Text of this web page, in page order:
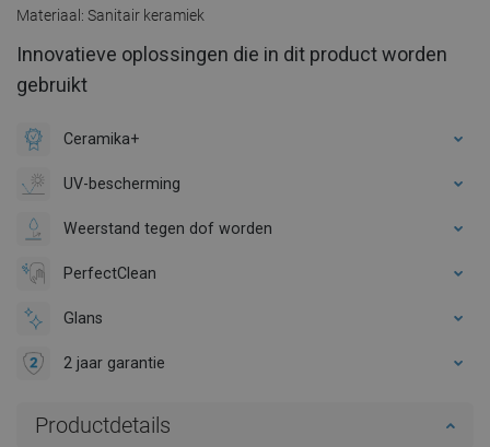
Materiaal: Sanitair keramiek
Innovatieve oplossingen die in dit product worden
gebruikt
Ceramika+
UV-bescherming
Weerstand tegen dof worden
PerfectClean
Glans
2 jaar garantie
Productdetails